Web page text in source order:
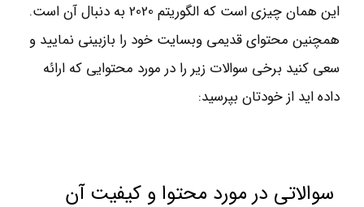
این همان چیزی است که الگوریتم 2020 به دنبال آن است.
همچنین محتوای قدیمی وبسایت خود را بازبینی نمایید و
سعی کنید برخی سوالات زیر را در مورد محتوایی که ارائه
داده اید از خودتان بپرسید:
سوالاتی در مورد محتوا و کیفیت آن